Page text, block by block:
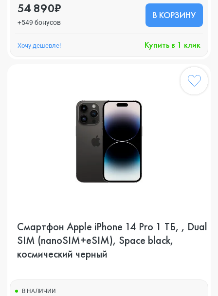
54 890₽
+549 бонусов
В КОРЗИНУ
Хочу дешевле! Купить в 1 клик
Смартфон Apple iPhone 14 Pro 1 ТБ, , Dual
SIM (nanoSIM+eSIM), Space black,
космический черный
В НАЛИЧИИ